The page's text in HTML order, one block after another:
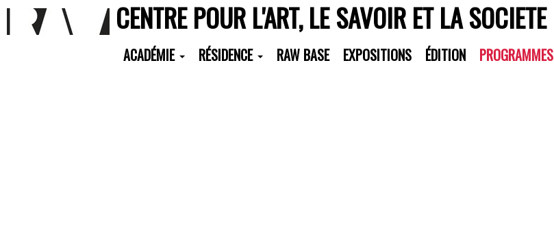
CENTRE POUR L'ART, LE SAVOIR ET LA SOCIETE
ACADÉMIE RÉSIDENCE RAW BASE EXPOSITIONS ÉDITION PROGRAMMES
All Residents